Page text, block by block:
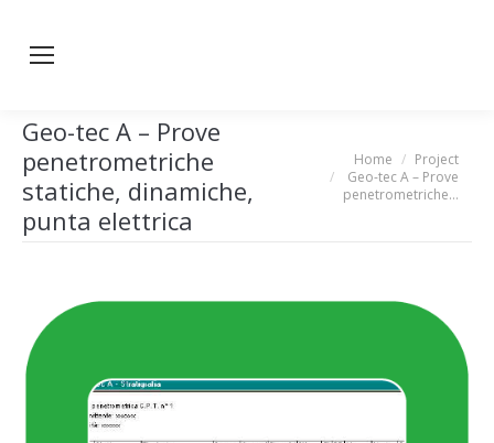
Geo-tec A – Prove
penetrometriche
statiche, dinamiche,
punta elettrica
You are here:
Home
Project
Geo-tec A – Prove
penetrometriche…